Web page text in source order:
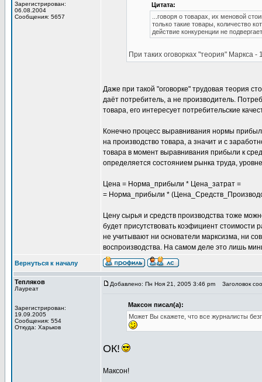
Зарегистрирован:
06.08.2004
Сообщения: 5657
Цитата:
...говоря о товарах, их меновой
только такие товары, количество
действие конкуренции не
При таких оговорках "теория" Маркса -
Даже при такой "оговорке" трудовая теория
даёт потребитель, а не производитель.
товара, его интересует потребительские
Конечно процесс выравнивания нормы
на производство товара, а значит и с
товара в момент выравнивания прибыли к
определяется состоянием рынка труда,
Цена = Норма_прибыли * Цена_затрат =
= Норма_прибыли *
Цену сырья и средств производства тоже
будет присутствовать коэфициент
не учитывают ни основатели марксизма, ни
воспроизводства. На самом деле это лишь
Вернуться к началу
Тепляков
Лауреат
Зарегистрирован:
19.09.2005
Сообщения: 554
Откуда: Харьков
Добавлено: Пн Ноя 21, 2005 3:46 pm Заголовок
Максон писал(а):
Может Вы скажете, что все журналисты
ОК!
Максон!